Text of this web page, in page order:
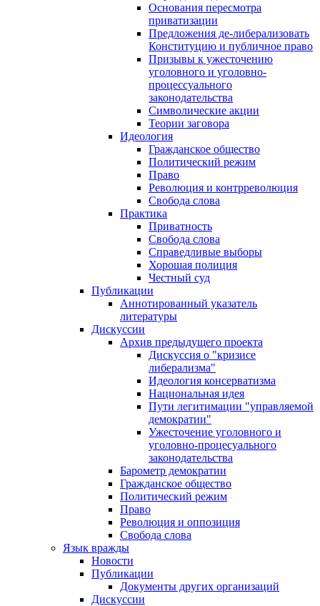
Основания пересмотра
приватизации
Предложения де-либерализовать
Конституцию и публичное право
Призывы к ужесточению
уголовного и уголовно-
процессуального
законодательства
Символические акции
Теории заговора
Идеология
Гражданское общество
Политический режим
Право
Революция и контрреволюция
Свобода слова
Практика
Приватность
Свобода слова
Справедливые выборы
Хорошая полиция
Честный суд
Публикации
Аннотированный указатель
литературы
Дискуссии
Архив предыдущего проекта
Дискуссия о "кризисе
либерализма"
Идеология консерватизма
Национальная идея
Пути легитимации "управляемой
демократии"
Ужесточение уголовного и
уголовно-процесуального
законодательства
Барометр демократии
Гражданское общество
Политический режим
Право
Революция и оппозиция
Свобода слова
Язык вражды
Новости
Публикации
Документы других организаций
Дискуссии